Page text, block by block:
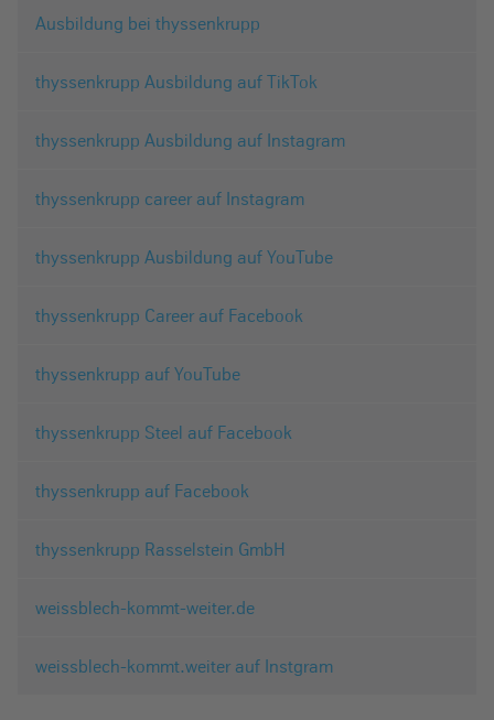
Ausbildung bei thyssenkrupp
thyssenkrupp Ausbildung auf TikTok
thyssenkrupp Ausbildung auf Instagram
thyssenkrupp career auf Instagram
thyssenkrupp Ausbildung auf YouTube
thyssenkrupp Career auf Facebook
thyssenkrupp auf YouTube
thyssenkrupp Steel auf Facebook
thyssenkrupp auf Facebook
thyssenkrupp Rasselstein GmbH
weissblech-kommt-weiter.de
weissblech-kommt.weiter auf Instgram